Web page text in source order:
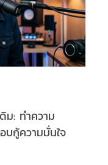
ม: ทำความ
บกู้ความมั่นใจ